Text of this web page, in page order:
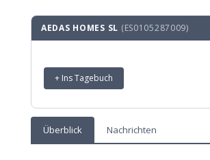
AEDAS HOMES SL (ES0105287009)
+ Ins Tagebuch
Überblick Nachrichten